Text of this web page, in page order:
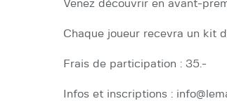
Venez découvrir en avant-
Chaque joueur recevra un kit
Frais de participation : 35.-
Infos et inscriptions :